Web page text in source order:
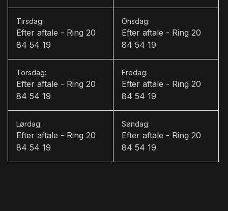
N
nattesyn
nøglefri adgang
parkeringssensor (bag)
parkeringssensor (for)
R
Tirsdag:
Efter aftale - Ring 20
84 54 19
Onsdag:
Efter aftale - Ring 20
84 54 19
Torsdag:
Efter aftale - Ring 20
84 54 19
Fredag:
Efter aftale - Ring 20
84 54 19
Lørdag:
Efter aftale - Ring 20
84 54 19
Søndag:
Efter aftale - Ring 20
84 54 19